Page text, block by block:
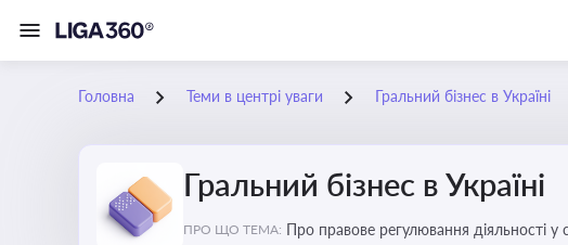
Головна Теми в центрі уваги Гральний бізнес в Україні
Гральний бізнес в Україні
ПРО ЩО ТЕМА: Про правове регулювання діяльності у